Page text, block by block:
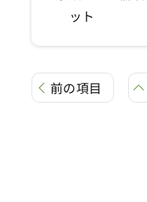
ット
前の項目